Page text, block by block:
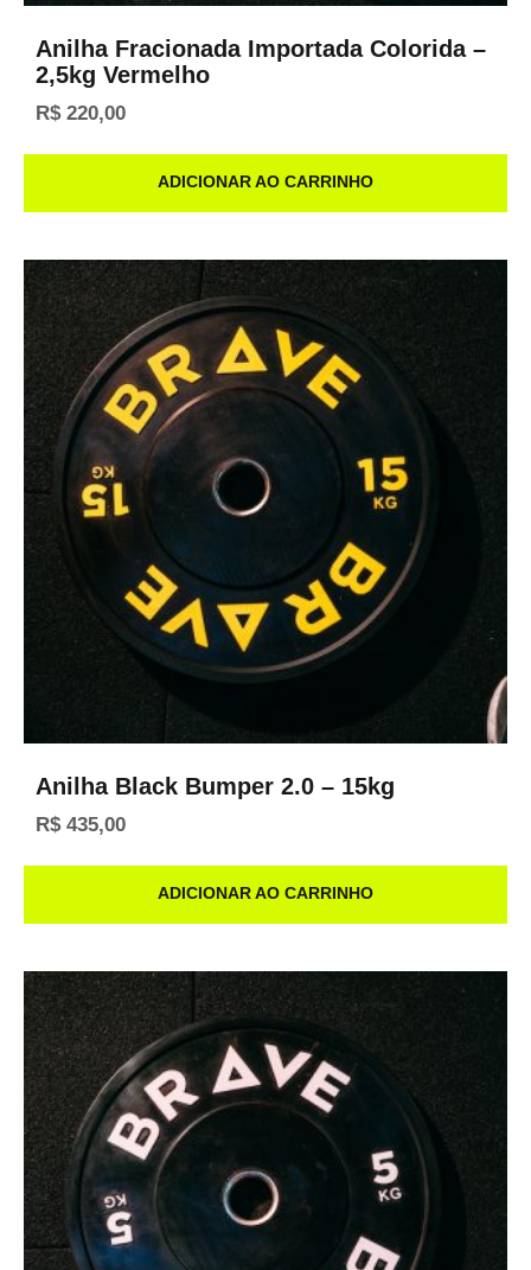
Anilha Fracionada Importada Colorida –
2,5kg Vermelho
R$220,00
ADICIONAR AO CARRINHO
Anilha Black Bumper 2.0 – 15kg
R$435,00
ADICIONAR AO CARRINHO